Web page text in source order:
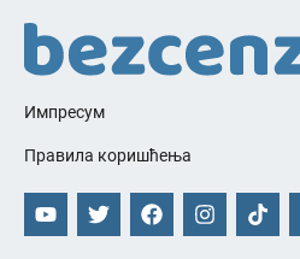
Импресум
Правила коришћења